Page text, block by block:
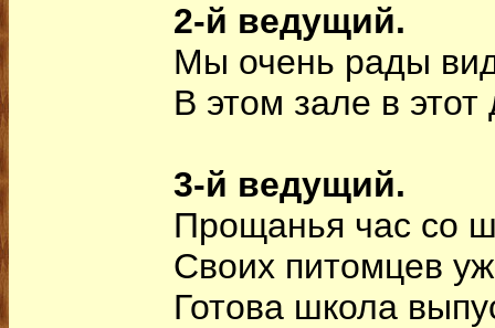
2-й ведущий.
Мы очень рады
В этом зале в этот
3-й ведущий.
Прощанья час со
Своих питомцев
Готова школа